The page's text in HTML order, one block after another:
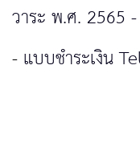
วาระ พ.ศ. 2565
-แบบชำระเงิน